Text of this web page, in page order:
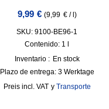
9,99 € (9,99 €/ )
SKU: 9100-BE96-1
Contenido: 1 l
Inventario : En stock
Plazo de entrega: 3 Werktage
incl. VAT y Transporte